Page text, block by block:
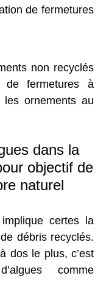
de fermetures
non recyclés
fermetures à
ornements au
dans la
objectif de
naturel
certes la
débris recyclés.
dos le plus, c’est
comme